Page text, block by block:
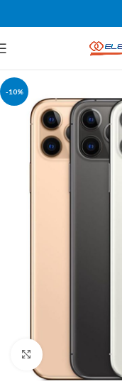
-10%
Click to enlarge